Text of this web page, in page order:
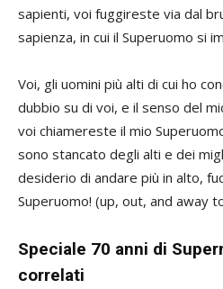
sapienti, voi fuggireste via dal
sapienza, in cui il Superuomo si
Voi, gli uomini più alti di cui ho
dubbio su di voi, e il senso del
voi chiamereste il mio
sono stancato degli alti e dei
desiderio di andare più in alto,
Superuomo! (up, out, and away
Speciale 70 anni di
correlati